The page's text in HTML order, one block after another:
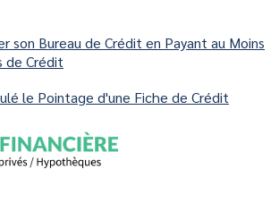
son Bureau de Crédit en Payant au Moins
de Crédit
le Pointage d'une Fiche de Crédit